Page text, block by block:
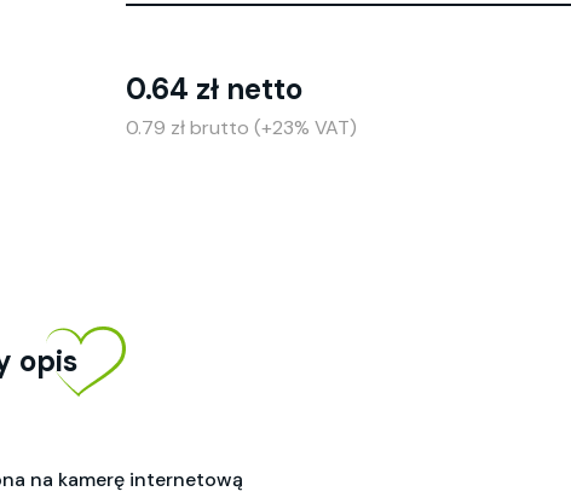
0.64 zł netto
0.79 zł brutto (+23% VAT)
opis
na kamerę internetową